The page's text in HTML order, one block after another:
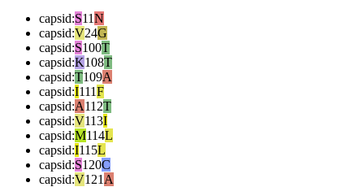
capsid:S11N
capsid:V24G
capsid:S100T
capsid:K108T
capsid:T109A
capsid:I111F
capsid:A112T
capsid:V113I
capsid:M114L
capsid:I115L
capsid:S120C
capsid:V121 A